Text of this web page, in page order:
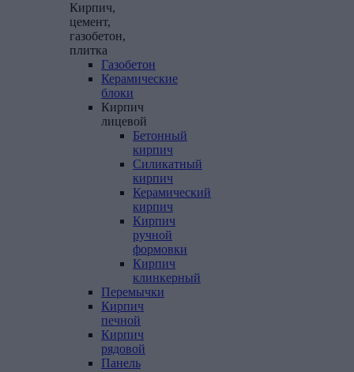
Кирпич,
цемент,
газобетон,
плитка
Газобетон
Керамические
блоки
Кирпич
лицевой
Бетонный
кирпич
Силикатный
кирпич
Керамический
кирпич
Кирпич
ручной
формовки
Кирпич
клинкерный
Перемычки
Кирпич
печной
Кирпич
рядовой
Панель